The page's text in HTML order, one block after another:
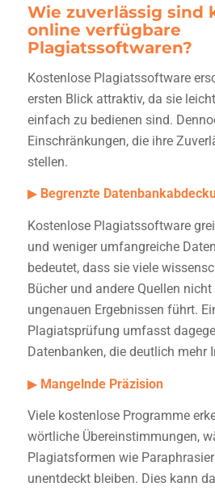
Wie zuverlässig sind
online verfügbare
Plagiatssoftwaren?
Kostenlose Plagiatssoftware
ersten Blick attraktiv, da sie
einfach zu bedienen sind.
Einschränkungen, die ihre
stellen.
▶ Begrenzte
Kostenlose Plagiatssoftware
und weniger umfangreiche
bedeutet, dass sie viele
Bücher und andere Quellen
ungenauen Ergebnissen führt.
Plagiatsprüfung umfasst
Datenbanken, die deutlich mehr
▶ Mangelnde Präzision
Viele kostenlose Programme
wörtliche Übereinstimmungen,
Plagiatsformen wie
unentdeckt bleiben. Dies kann